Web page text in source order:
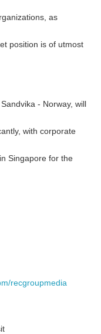
as
position is of utmost
- Norway, will
with corporate
Singapore for the
recgroupmedia